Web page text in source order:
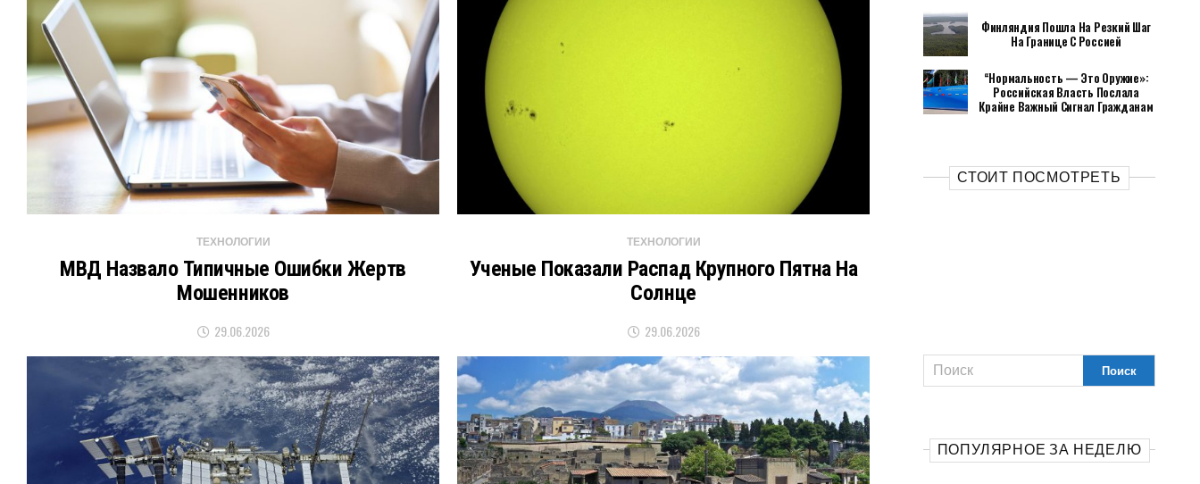
ТЕХНОЛОГИИ
МВД Назвало Типичные Ошибки Жертв
Мошенников
29.06.2026
ТЕХНОЛОГИИ
Ученые Показали Распад Крупного Пятна На
Солнце
29.06.2026
Финляндия Пошла На Резкий Шаг
На Границе С Россией
“Нормальность — Это Оружие»:
Российская Власть Послала
Крайне Важный Сигнал Гражданам
СТОИТ ПОСМОТРЕТЬ
ПОПУЛЯРНОЕ ЗА НЕДЕЛЮ